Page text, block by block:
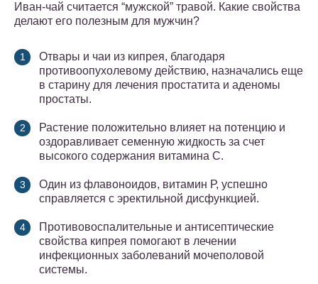
Иван-чай считается “мужской” травой. Какие свойства
делают его полезным для мужчин?
Отвары и чаи из кипрея, благодаря
противоопухолевому действию, назначались еще
в старину для лечения простатита и аденомы
простаты.
Растение положительно влияет на потенцию и
оздоравливает семенную жидкость за счет
высокого содержания витамина С.
Один из флавоноидов, витамин Р, успешно
справляется с эректильной дисфункцией.
Противовоспалительные и антисептические
свойства кипрея помогают в лечении
инфекционных заболеваний мочеполовой
системы.